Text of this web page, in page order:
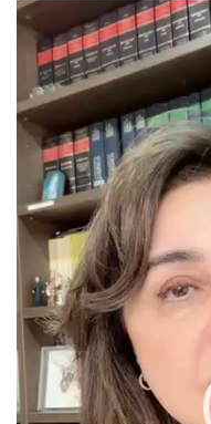
Tocador
de
vídeo